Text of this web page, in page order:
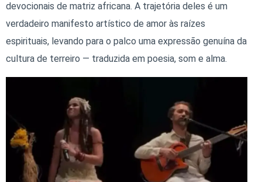
devocionais de matriz africana. A trajetória deles é um
verdadeiro manifesto artístico de amor às raízes
espirituais, levando para o palco uma expressão genuína da
cultura de terreiro — traduzida em poesia, som e alma.